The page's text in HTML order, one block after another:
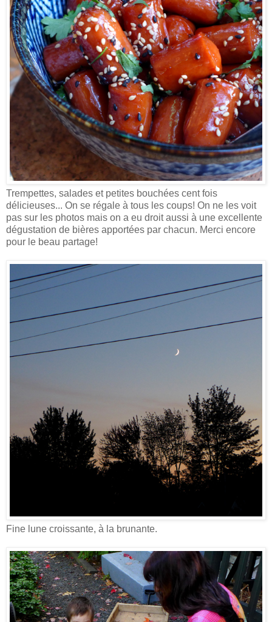
Trempettes, salades et petites bouchées cent fois
délicieuses... On se régale à tous les coups! On ne les voit
pas sur les photos mais on a eu droit aussi à une excellente
dégustation de bières apportées par chacun. Merci encore
pour le beau partage!
Fine lune croissante, à la brunante.